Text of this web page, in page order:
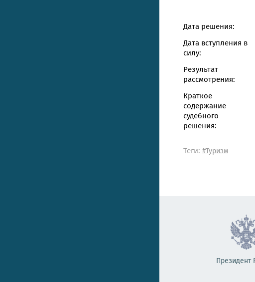
Дата решения:
Дата вступления в
силу:
Результат
рассмотрения:
Краткое
содержание
судебного
решения:
Теги: #Туризм
Президент